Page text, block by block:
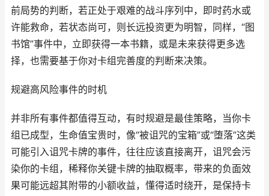
前局势的判断，若正处于艰难的战斗序列中，即时药水或
许能救命，若状态尚可，则长远投资更为明智，同样，“图
书馆”事件中，立即获得一本书籍，或是未来获得更多选
择，也需要基于你对卡组完善度的判断来决策。
规避高风险事件的时机
并非所有事件都值得互动，有时规避是最佳策略，当你卡
组已成型，生命值宝贵时，像“被诅咒的宝箱”或“堕落”这类
可能引入诅咒卡牌的事件，往往应该直接离开，诅咒会污
染你的卡组，稀释你关键卡牌的抽取概率，带来的负面效
果可能远超其附带的小额收益，懂得适时绕开，是保持卡